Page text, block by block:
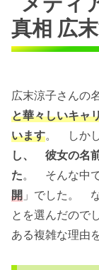
真相 広
広末涼子さんの
と華々しいキャ
います。 しかし
し、 彼女の名
た。 そんな中
開 」でした。
とを選んだので
ある複雑な理由